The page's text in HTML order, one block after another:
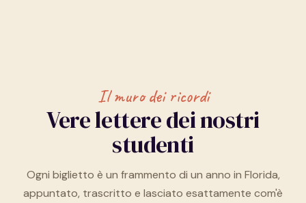
Il muro dei ricordi
Vere lettere dei nostri
studenti
Ogni biglietto è un frammento di un anno in Florida,
appuntato, trascritto e lasciato esattamente com'è